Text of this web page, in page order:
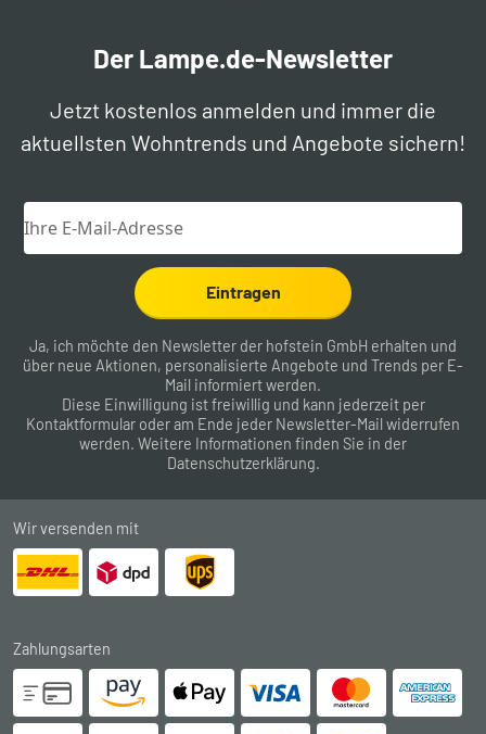
Der Lampe.de-Newsletter
Jetzt kostenlos anmelden und immer die
aktuellsten Wohntrends und Angebote sichern!
Eintragen
Ja, ich möchte den Newsletter der hofstein GmbH erhalten und
über neue Aktionen, personalisierte Angebote und Trends per E-
Mail informiert werden.
Diese Einwilligung ist freiwillig und kann jederzeit per
Kontaktformular oder am Ende jeder Newsletter-Mail widerrufen
werden. Weitere Informationen finden Sie in der
Datenschutzerklärung.
Wir versenden mit
Zahlungsarten